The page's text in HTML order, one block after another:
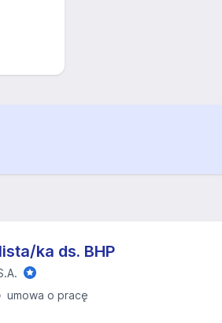
ka ds. BHP
umowa o pracę